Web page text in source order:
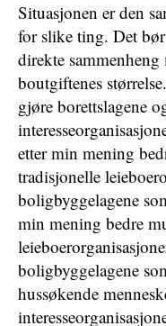
Situasjonen er den
for slike ting. Det
direkte
boutgiftenes
gjøre borettslagene
etter min mening
tradisjonelle
boligbyggelagene
min mening bedre
boligbyggelagene
hussøkende